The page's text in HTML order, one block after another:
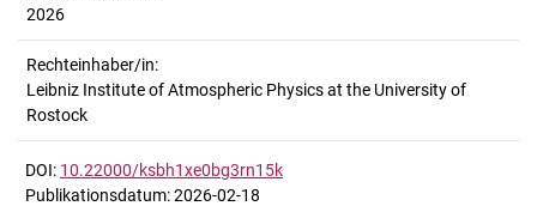
2026
Rechteinhaber/in:
Leibniz Institute of Atmospheric Physics at the University of
Rostock
DOI: 10.22000/ksbh1xe0bg3rn15k
Publikationsdatum: 2026-02-18